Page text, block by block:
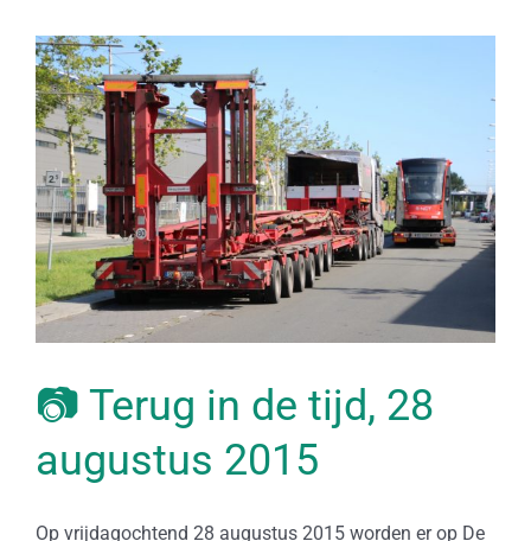
📷 Terug in de tijd, 28
augustus 2015
Op vrijdagochtend 28 augustus 2015 worden er op De